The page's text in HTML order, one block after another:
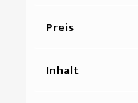
Preis
Inhalt